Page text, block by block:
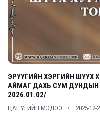
ЭРҮҮГИЙН ХЭРГИЙН ШҮҮХ
АЙМАГ ДАХЬ СУМ ДУНДЫН
2026.01.02/
ЦАГ ҮЕИЙН МЭДЭЭ 2025-12-